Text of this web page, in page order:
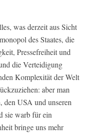
was derzeit aus Sicht
des Staates, die
Pressefreiheit und
die Verteidigung
Komplexität der Welt
aber man
den USA und unseren
sie warb für ein
bringe uns mehr